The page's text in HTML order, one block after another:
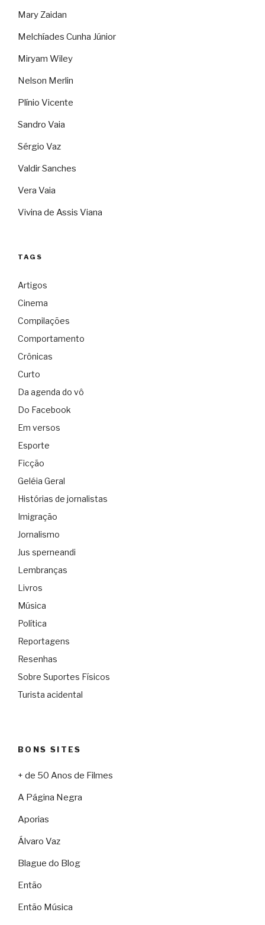
Mary Zaidan
Melchíades Cunha Júnior
Miryam Wiley
Nelson Merlin
Plínio Vicente
Sandro Vaia
Sérgio Vaz
Valdir Sanches
Vera Vaia
Vivina de Assis Viana
TAGS
Artigos
Cinema
Compilações
Comportamento
Crônicas
Curto
Da agenda do vô
Do Facebook
Em versos
Esporte
Ficção
Geléia Geral
Histórias de jornalistas
Imigração
Jornalismo
Jus sperneandi
Lembranças
Livros
Música
Política
Reportagens
Resenhas
Sobre Suportes Físicos
Turista acidental
BONS SITES
+ de 50 Anos de Filmes
A Página Negra
Aporias
Álvaro Vaz
Blague do Blog
Então
Então Música